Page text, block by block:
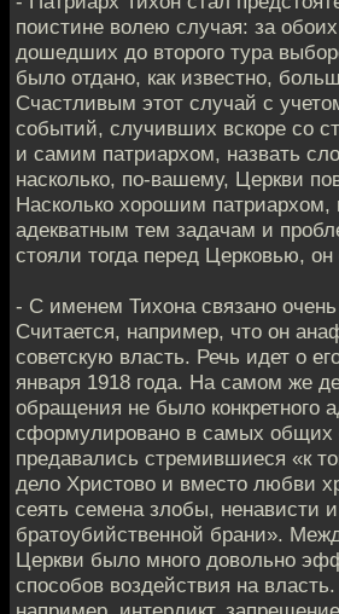
поистине волею случая: за обоих
дошедших до второго тура
было отдано, как известно,
Счастливым этот случай с
событий, случивших вскоре со
и самим патриархом, назвать
насколько, по-вашему, Церкви
Насколько хорошим патриархом,
адекватным тем задачам и
стояли тогда перед Церковью, он
- С именем Тихона связано
Считается, например, что он
советскую власть. Речь идет о
января 1918 года. На самом же
обращения не было конкретного
сформулировано в самых
предавались стремившиеся «к
дело Христово и вместо любви
сеять семена злобы, ненависти и
братоубийственной брани».
Церкви было много довольно
способов воздействия на